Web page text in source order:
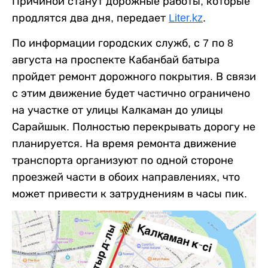
продлятся два дня, передает Liter.kz.
По информации городских служб, с 7 по 8
августа на проспекте Кабанбай батыра
пройдет ремонт дорожного покрытия. В связи
с этим движение будет частично ограничено
на участке от улицы Калкаман до улицы
Сарайшык. Полностью перекрывать дорогу не
планируется. На время ремонта движение
транспорта организуют по одной стороне
проезжей части в обоих направлениях, что
может привести к затруднениям в часы пик.